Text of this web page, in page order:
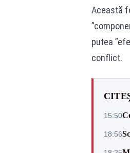
Această
putea
conflict.
15:50
18:56